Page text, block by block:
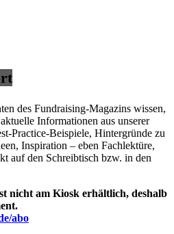
des Fundraising-Magazins wissen,
Informationen aus unserer
Practice-Beispiele, Hintergründe zu
Inspiration – eben Fachlektüre,
auf den Schreibtisch bzw. in den
nicht am Kiosk erhältlich, deshalb
abo